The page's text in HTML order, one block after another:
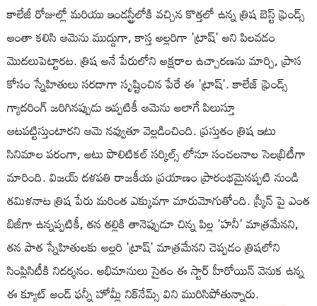
కాలేజీ రోజుల్లో మరియు ఇండస్ట్రీలోకి వచ్చిన కొత్తలో ఉన్న త్రిష బెస్ట్ ఫ్రెండ్స్
అంతా కలిసి ఆమెను ముద్దుగా, కాస్త అల్లరిగా 'ట్రాష్' అని పిలవడం
మొదలుపెట్టారట. త్రిష అనే పేరులోని అక్షరాల ఉచ్చారణను మార్చి, ప్రాస
కోసం స్నేహితులు సరదాగా సృష్టించిన పేరే ఈ 'ట్రాష్'. కాలేజ్ ఫ్రెండ్స్
గ్యాదరింగ్ జరిగినప్పుడు ఇప్పటికీ ఆమెను అలాగే పిలుస్తూ
ఆటపట్టిస్తుంటారని ఆమె నవ్వుతూ వెల్లడించింది. ప్రస్తుతం త్రిష ఇటు
సినిమాల పరంగా, అటు పొలిటికల్ సర్కిల్స్ లోనూ సంచలనాల సెలబ్రిటీగా
మారింది. విజయ్ దళపతి రాజకీయ ప్రయాణం ప్రారంభమైనప్పటి నుండి
తమిళనాట త్రిష పేరు మరింత ఎక్కువగా మారుమోగుతోంది. స్క్రీన్ పై ఎంత
బిజీగా ఉన్నప్పటికీ, తన తల్లికి తానెప్పుడూ చిన్న పిల్ల 'హనీ' మాత్రమేనని,
తన పాత స్నేహితులకు అల్లరి 'ట్రాష్' మాత్రమేనని చెప్పడం త్రిషలోని
సింప్లిసిటీకి నిదర్శనం. అభిమానులు సైతం ఈ స్టార్ హీరోయిన్ వెనుక ఉన్న
ఈ క్యూట్ అండ్ ఫన్నీ హోమ్లీ నిక్‌నేమ్స్ విని మురిసిపోతున్నారు.